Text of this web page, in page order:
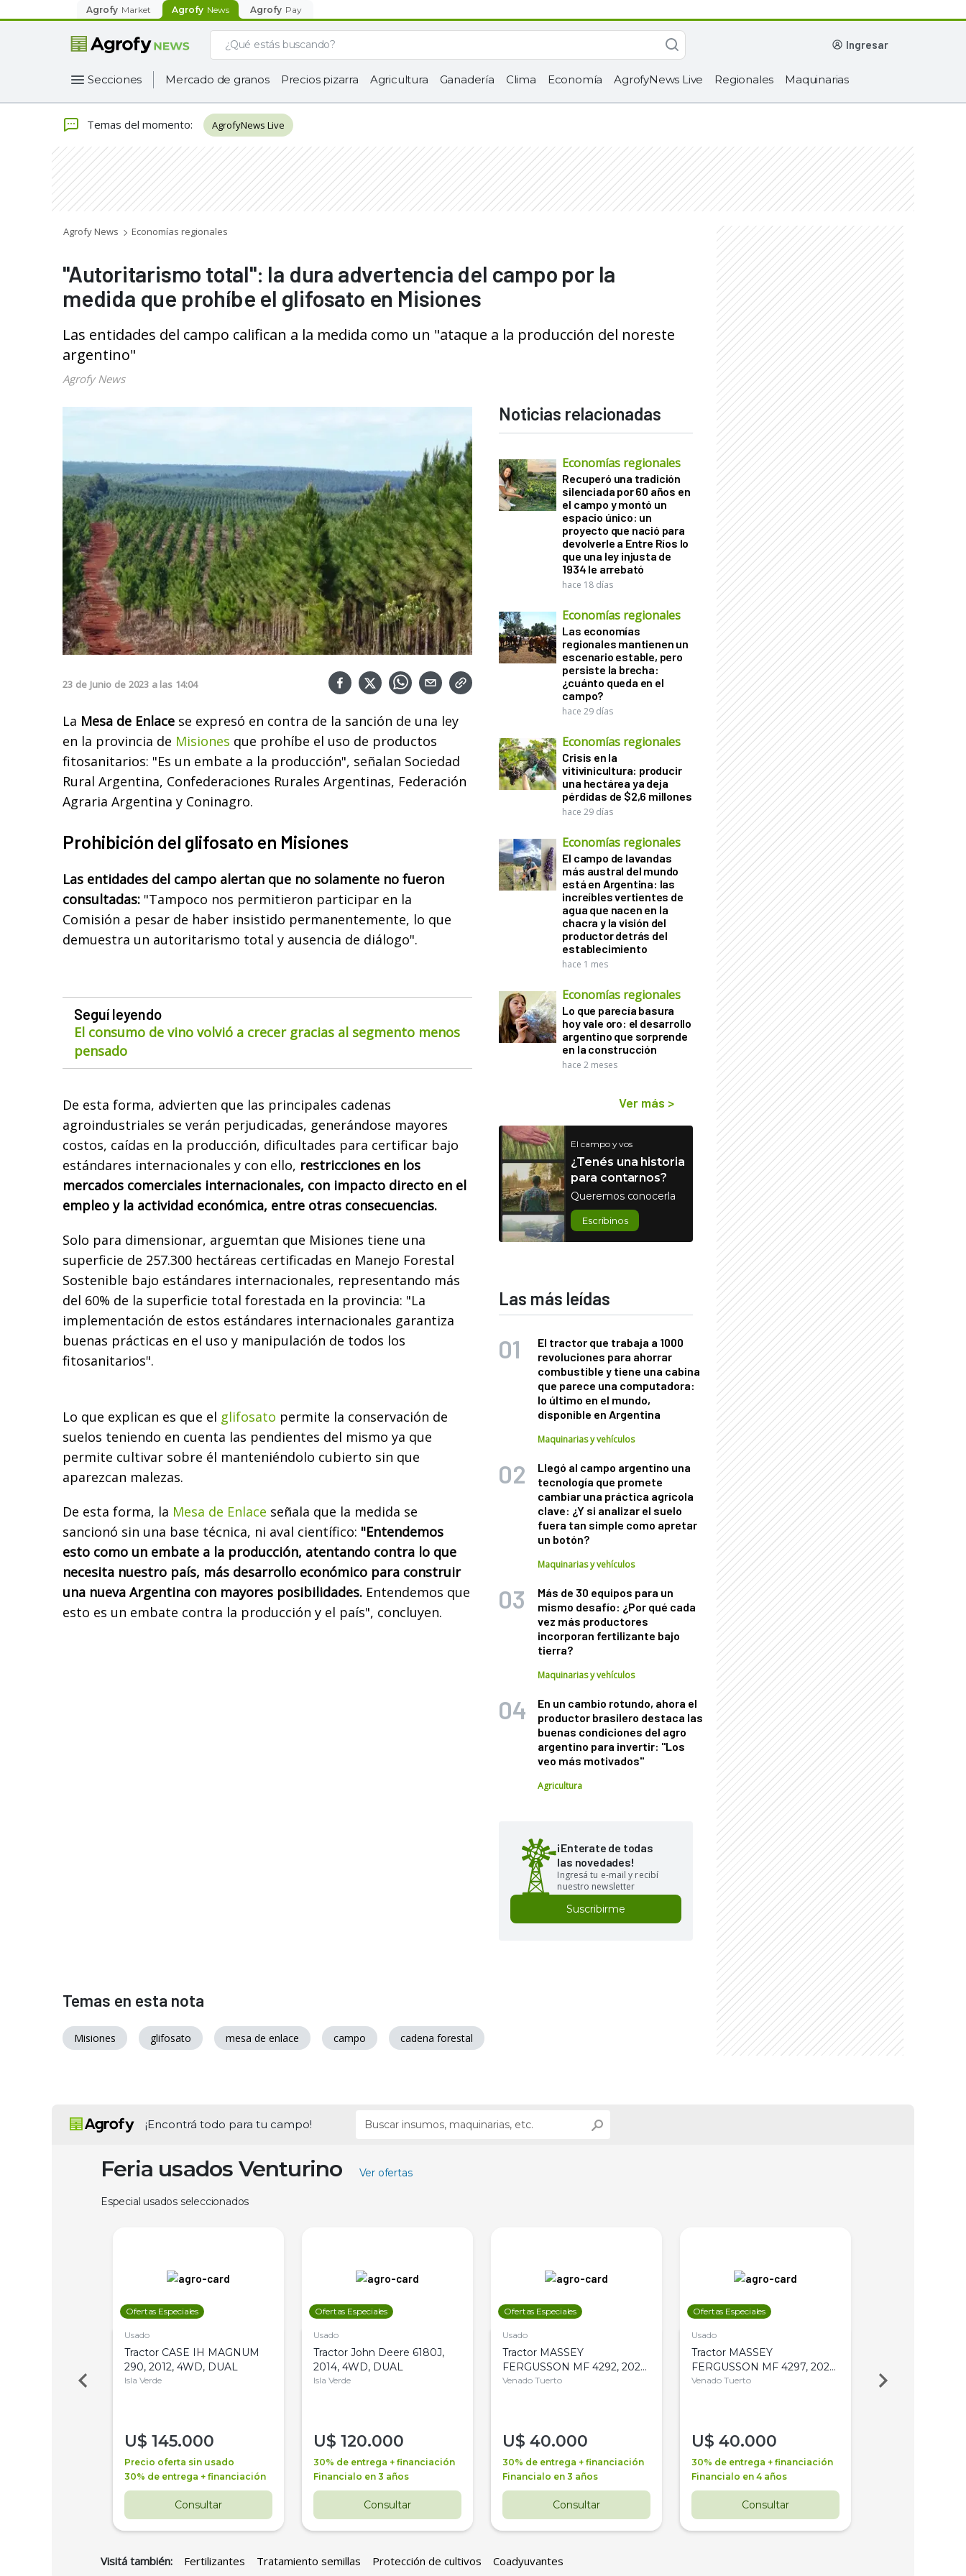
Agrofy Market Agrofy News Agrofy Pay
ingresar
Secciones Mercado de granos Precios pizarra Agricultura Ganadería Clima Economía AgrofyNews Live Regionales Maquinarias
Temas del momento: AgrofyNews Live
Agrofy News Economías regionales
"Autoritarismo total": la dura advertencia del campo por la
medida que prohíbe el glifosato en Misiones
Las entidades del campo califican a la medida como un "ataque a la producción del noreste
argentino"
Agrofy News
23 de Junio de 2023 a las 14:04
La Mesa de Enlace se expresó en contra de la sanción de una ley
en la provincia de Misiones que prohíbe el uso de productos
fitosanitarios: "Es un embate a la producción", señalan Sociedad
Rural Argentina, Confederaciones Rurales Argentinas, Federación
Agraria Argentina y Coninagro.
Prohibición del glifosato en Misiones
Las entidades del campo alertan que no solamente no fueron
consultadas: "Tampoco nos permitieron participar en la
Comisión a pesar de haber insistido permanentemente, lo que
demuestra un autoritarismo total y ausencia de diálogo".
Seguí leyendo
El consumo de vino volvió a crecer gracias al segmento menos
pensado
De esta forma, advierten que las principales cadenas
agroindustriales se verán perjudicadas, generándose mayores
costos, caídas en la producción, dificultades para certificar bajo
estándares internacionales y con ello, restricciones en los
mercados comerciales internacionales, con impacto directo en el
empleo y la actividad económica, entre otras consecuencias.
Solo para dimensionar, arguemtan que Misiones tiene una
superficie de 257.300 hectáreas certificadas en Manejo Forestal
Sostenible bajo estándares internacionales, representando más
del 60% de la superficie total forestada en la provincia: "La
implementación de estos estándares internacionales garantiza
buenas prácticas en el uso y manipulación de todos los
fitosanitarios".
Lo que explican es que el glifosato permite la conservación de
suelos teniendo en cuenta las pendientes del mismo ya que
permite cultivar sobre él manteniéndolo cubierto sin que
aparezcan malezas.
De esta forma, la Mesa de Enlace señala que la medida se
sancionó sin una base técnica, ni aval científico: "Entendemos
esto como un embate a la producción, atentando contra lo que
necesita nuestro país, más desarrollo económico para construir
una nueva Argentina con mayores posibilidades. Entendemos que
esto es un embate contra la producción y el país", concluyen.
Noticias relacionadas
Economías regionales
Recuperó una tradición
silenciada por 60 años en
el campo y montó un
espacio único: un
proyecto que nació para
devolverle a Entre Ríos lo
que una ley injusta de
1934 le arrebató
hace 18 días
Economías regionales
Las economías
regionales mantienen un
escenario estable, pero
persiste la brecha:
¿cuánto queda en el
campo?
hace 29 días
Economías regionales
Crisis en la
vitivinicultura: producir
una hectárea ya deja
pérdidas de $2,6 millones
hace 29 días
Economías regionales
El campo de lavandas
más austral del mundo
está en Argentina: las
increíbles vertientes de
agua que nacen en la
chacra y la visión del
productor detrás del
establecimiento
hace 1 mes
Economías regionales
Lo que parecía basura
hoy vale oro: el desarrollo
argentino que sorprende
en la construcción
hace 2 meses
Ver más >
El campo y vos
¿Tenés una historia
para contarnos?
Queremos conocerla
Escribinos
Las más leídas
El tractor que trabaja a 1000
revoluciones para ahorrar
combustible y tiene una cabina
que parece una computadora:
lo último en el mundo,
disponible en Argentina
Maquinarias y vehículos
Llegó al campo argentino una
tecnología que promete
cambiar una práctica agrícola
clave: ¿Y si analizar el suelo
fuera tan simple como apretar
un botón?
Maquinarias y vehículos
Más de 30 equipos para un
mismo desafío: ¿Por qué cada
vez más productores
incorporan fertilizante bajo
tierra?
Maquinarias y vehículos
En un cambio rotundo, ahora el
productor brasilero destaca las
buenas condiciones del agro
argentino para invertir: "Los
veo más motivados"
Agricultura
¡Enterate de todas
las novedades!
Ingresá tu e-mail y recibí
nuestro newsletter
Suscribirme
Temas en esta nota
Misiones glifosato mesa de enlace campo cadena forestal
¡Encontrá todo para tu campo!
Feria usados Venturino Ver ofertas
Especial usados seleccionados
Ofertas Especiales
Usado
Tractor CASE IH MAGNUM
290, 2012, 4WD, DUAL
Isla Verde
U$ 145.000
Precio oferta sin usado
30% de entrega + financiación
Consultar
Ofertas Especiales
Usado
Tractor John Deere 6180J,
2014, 4WD, DUAL
Isla Verde
U$ 120.000
30% de entrega + financiación
Financialo en 3 años
Consultar
Ofertas Especiales
Usado
Tractor MASSEY
FERGUSSON MF 4292, 2020,
4WD, PATON
Venado Tuerto
U$ 40.000
30% de entrega + financiación
Financialo en 3 años
Consultar
Ofertas Especiales
Usado
Tractor MASSEY
FERGUSSON MF 4297, 2020,
4WD, PATON
Venado Tuerto
U$ 40.000
30% de entrega + financiación
Financialo en 4 años
Consultar
Venado Tuerto
Visitá también: Fertilizantes Tratamiento semillas Protección de cultivos Coadyuvantes